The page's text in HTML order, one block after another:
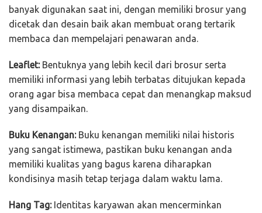
banyak digunakan saat ini, dengan memiliki brosur yang
dicetak dan desain baik akan membuat orang tertarik
membaca dan mempelajari penawaran anda.
Leaflet:Bentuknya yang lebih kecil dari brosur serta
memiliki informasi yang lebih terbatas ditujukan kepada
orang agar bisa membaca cepat dan menangkap maksud
yang disampaikan.
Buku Kenangan:Buku kenangan memiliki nilai historis
yang sangat istimewa, pastikan buku kenangan anda
memiliki kualitas yang bagus karena diharapkan
kondisinya masih tetap terjaga dalam waktu lama.
Hang Tag:Identitas karyawan akan mencerminkan